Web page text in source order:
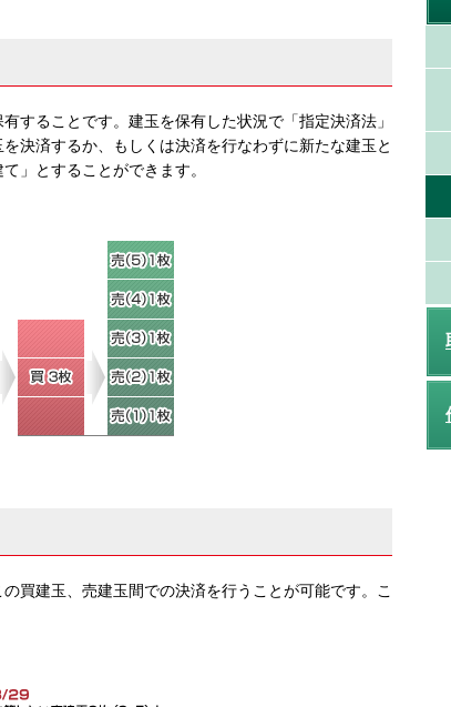
することです。建玉を保有した状況で「指定決済法」
決済するか、もしくは決済を行なわずに新たな建玉と
」とすることができます。
買建玉、売建玉間での決済を行うことが可能です。こ